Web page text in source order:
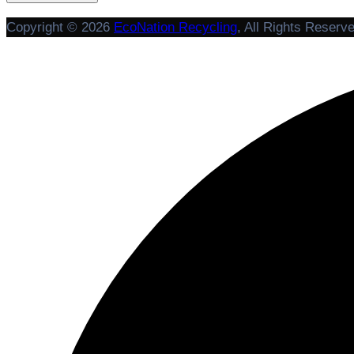
Copyright © 2026 EcoNation Recycling, All Rights